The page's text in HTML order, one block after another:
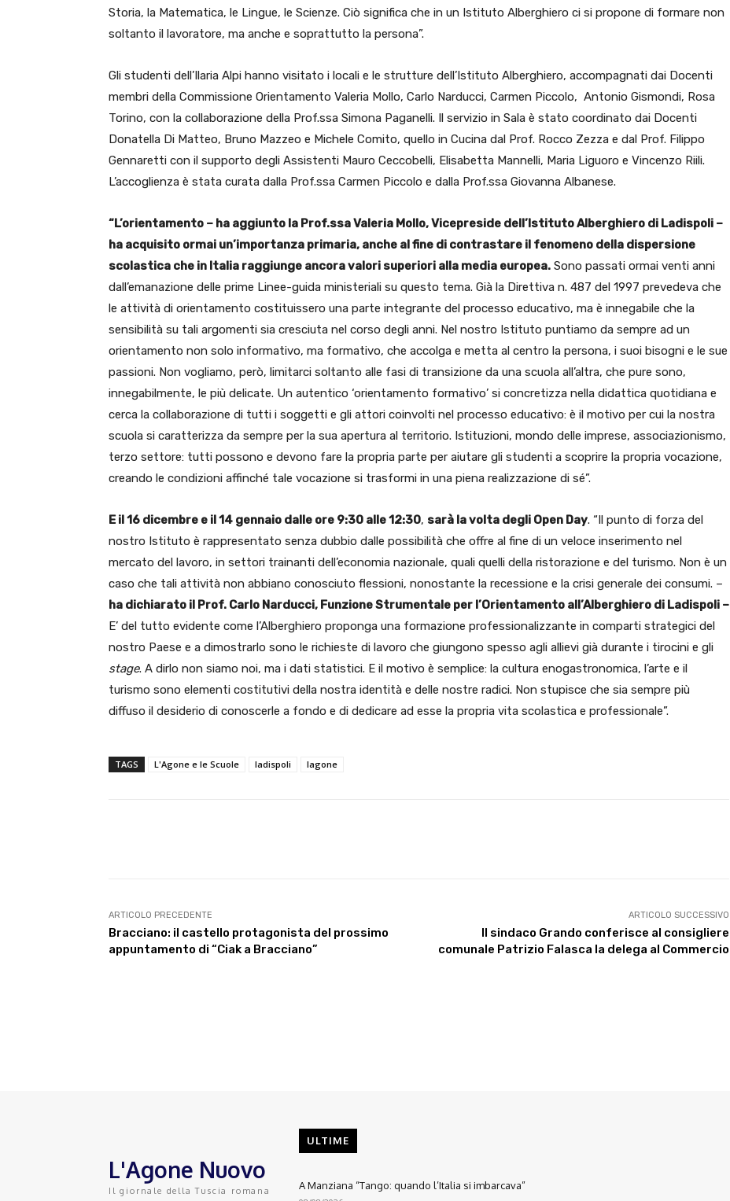
Storia, la Matematica, le Lingue, le Scienze. Ciò significa che in un Istituto Alberghiero ci si propone di formare non
soltanto il lavoratore, ma anche e soprattutto la persona”.
Gli studenti dell’Ilaria Alpi hanno visitato i locali e le strutture dell’Istituto Alberghiero, accompagnati dai Docenti
membri della Commissione Orientamento Valeria Mollo, Carlo Narducci, Carmen Piccolo, Antonio Gismondi, Rosa
Torino, con la collaborazione della Prof.ssa Simona Paganelli. Il servizio in Sala è stato coordinato dai Docenti
Donatella Di Matteo, Bruno Mazzeo e Michele Comito, quello in Cucina dal Prof. Rocco Zezza e dal Prof. Filippo
Gennaretti con il supporto degli Assistenti Mauro Ceccobelli, Elisabetta Mannelli, Maria Liguoro e Vincenzo Riili.
L’accoglienza è stata curata dalla Prof.ssa Carmen Piccolo e dalla Prof.ssa Giovanna Albanese.
“L’orientamento – ha aggiunto la Prof.ssa Valeria Mollo, Vicepreside dell’Istituto Alberghiero di Ladispoli –
ha acquisito ormai un’importanza primaria, anche al fine di contrastare il fenomeno della dispersione
scolastica che in Italia raggiunge ancora valori superiori alla media europea. Sono passati ormai venti anni
dall’emanazione delle prime Linee-guida ministeriali su questo tema. Già la Direttiva n. 487 del 1997 prevedeva che
le attività di orientamento costituissero una parte integrante del processo educativo, ma è innegabile che la
sensibilità su tali argomenti sia cresciuta nel corso degli anni. Nel nostro Istituto puntiamo da sempre ad un
orientamento non solo informativo, ma formativo, che accolga e metta al centro la persona, i suoi bisogni e le sue
passioni. Non vogliamo, però, limitarci soltanto alle fasi di transizione da una scuola all’altra, che pure sono,
innegabilmente, le più delicate. Un autentico ‘orientamento formativo’ si concretizza nella didattica quotidiana e
cerca la collaborazione di tutti i soggetti e gli attori coinvolti nel processo educativo: è il motivo per cui la nostra
scuola si caratterizza da sempre per la sua apertura al territorio. Istituzioni, mondo delle imprese, associazionismo,
terzo settore: tutti possono e devono fare la propria parte per aiutare gli studenti a scoprire la propria vocazione,
creando le condizioni affinché tale vocazione si trasformi in una piena realizzazione di sé”.
E il 16 dicembre e il 14 gennaio dalle ore 9:30 alle 12:30, sarà la volta degli Open Day. “Il punto di forza del
nostro Istituto è rappresentato senza dubbio dalle possibilità che offre al fine di un veloce inserimento nel
mercato del lavoro, in settori trainanti dell’economia nazionale, quali quelli della ristorazione e del turismo. Non è un
caso che tali attività non abbiano conosciuto flessioni, nonostante la recessione e la crisi generale dei consumi. –
ha dichiarato il Prof. Carlo Narducci, Funzione Strumentale per l’Orientamento all’Alberghiero di Ladispoli –
E’ del tutto evidente come l’Alberghiero proponga una formazione professionalizzante in comparti strategici del
nostro Paese e a dimostrarlo sono le richieste di lavoro che giungono spesso agli allievi già durante i tirocini e gli
stage. A dirlo non siamo noi, ma i dati statistici. E il motivo è semplice: la cultura enogastronomica, l’arte e il
turismo sono elementi costitutivi della nostra identità e delle nostre radici. Non stupisce che sia sempre più
diffuso il desiderio di conoscerle a fondo e di dedicare ad esse la propria vita scolastica e professionale”.
TAGS L'Agone e le Scuole ladispoli lagone
ARTICOLO PRECEDENTE
Bracciano: il castello protagonista del prossimo
appuntamento di “Ciak a Bracciano”
ARTICOLO SUCCESSIVO
Il sindaco Grando conferisce al consigliere
comunale Patrizio Falasca la delega al Commercio
L'Agone Nuovo
Il giornale della Tuscia romana
ULTIME
A Manziana “Tango: quando l’Italia si imbarcava”